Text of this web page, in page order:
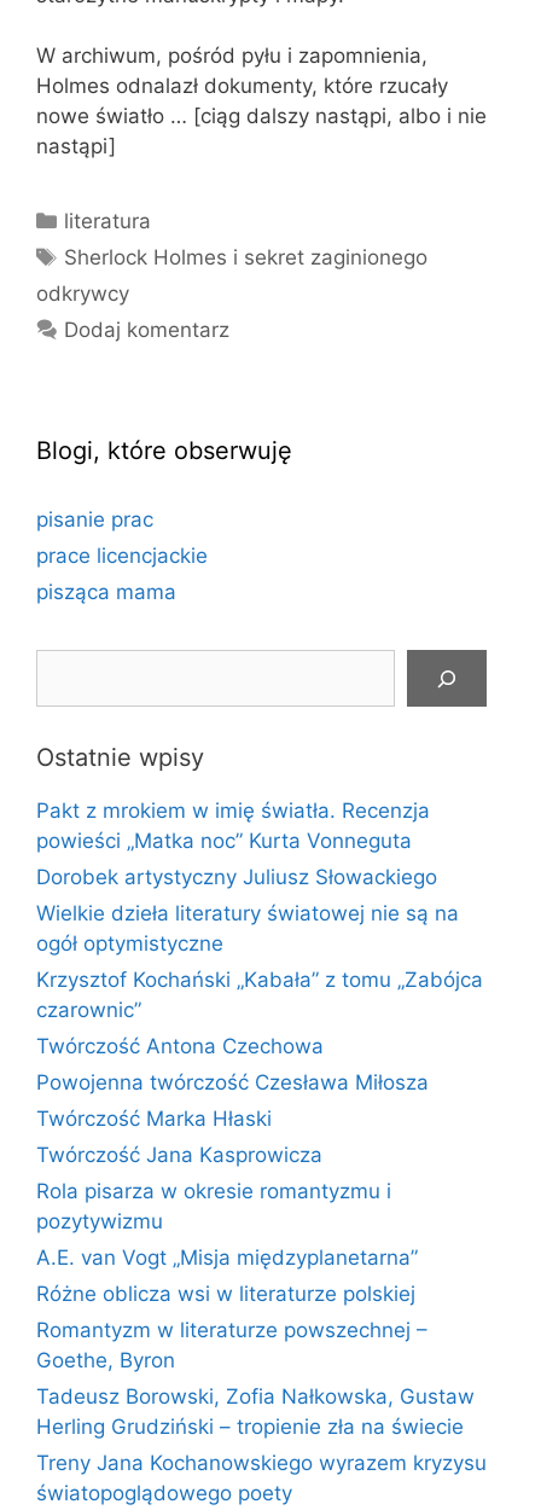
W archiwum, pośród pyłu i zapomnienia,
Holmes odnalazł dokumenty, które rzucały
nowe światło … [ciąg dalszy nastąpi, albo i nie
nastąpi]
Kategorie
literatura
Tagi
Sherlock Holmes i sekret zaginionego
odkrywcy
Dodaj komentarz
Blogi, które obserwuję
pisanie prac
prace licencjackie
pisząca mama
Ostatnie wpisy
Pakt z mrokiem w imię światła. Recenzja
powieści „Matka noc” Kurta Vonneguta
Dorobek artystyczny Juliusz Słowackiego
Wielkie dzieła literatury światowej nie są na
ogół optymistyczne
Krzysztof Kochański „Kabała” z tomu „Zabójca
czarownic”
Twórczość Antona Czechowa
Powojenna twórczość Czesława Miłosza
Twórczość Marka Hłaski
Twórczość Jana Kasprowicza
Rola pisarza w okresie romantyzmu i
pozytywizmu
A.E. van Vogt „Misja międzyplanetarna”
Różne oblicza wsi w literaturze polskiej
Romantyzm w literaturze powszechnej –
Goethe, Byron
Tadeusz Borowski, Zofia Nałkowska, Gustaw
Herling Grudziński – tropienie zła na świecie
Treny Jana Kochanowskiego wyrazem kryzysu
światopoglądowego poety